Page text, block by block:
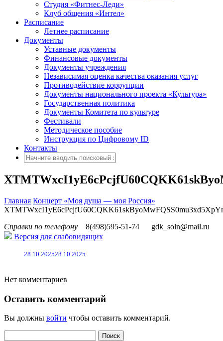
Cтудия «Фитнес-Леди»
Клуб общения «Интел»
Расписание
Летнее расписание
Документы
Уставные документы
Финансовые документы
Документы учреждения
Независимая оценка качества оказания услуг
Противодействие коррупции
Документы национального проекта «Культура»
Государственная политика
Документы Комитета по культуре
Фестивали
Методическое пособие
Инструкция по Цифровому ID
Контакты
Главная Концерт «Моя душа — моя Россия»
Справки по телефону
8(498)595-51-74
gdk_soln@mail.ru
Версия для слабовидящих
28.10.202528.10.2025
Нет комментариев
Оставить комментарий
Вы должны войти чтобы оставить комментарий.